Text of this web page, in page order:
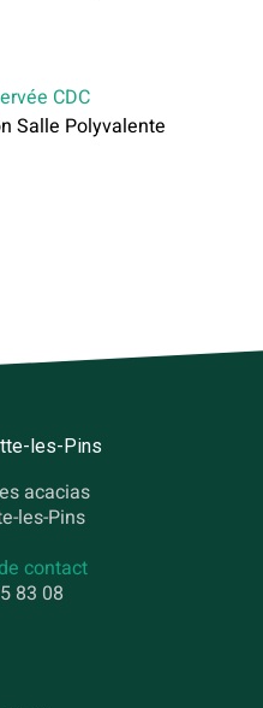
CDC
Salle Polyvalente
les-Pins
acacias
les-Pins
contact
83 08